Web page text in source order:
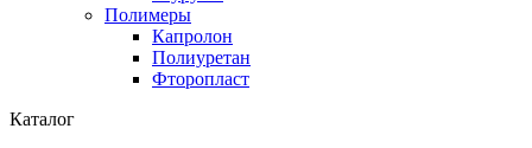
Полимеры
Капролон
Полиуретан
Фторопласт
Каталог